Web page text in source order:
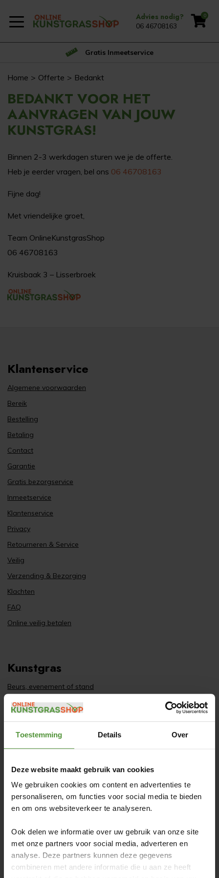
Toestemming Details Over
Deze website maakt gebruik van cookies
We gebruiken cookies om content en advertenties te
personaliseren, om functies voor social media te bieden
en om ons websiteverkeer te analyseren.
Ook delen we informatie over uw gebruik van onze site
met onze partners voor social media, adverteren en
analyse. Deze partners kunnen deze gegevens
combineren met andere informatie die u aan ze heeft
Advies nodig?
06 46708163
0
Gratis Inmeetservice
Home Offerte Bedankt
BEDANKT VOOR HET
AANVRAGEN VAN JOUW
KUNSTGRAS!
Binnen 2-3 werkdagen sturen we je de offerte.
Heb je eerder vragen, bel ons 06 46708163
Fijne dag!
Met vriendelijke groet,
Team OnlineKunstgrasShop
06 46708163
Kruisbaak 3 – Lisserbroek
Klantenservice
Algemene voorwaarden
Bereik
Bestelling
Betaling
Contact
Garantie
Gratis bezorgservice
Inmeetservice
Klantenservice
Privacy
Retourneren & Service
Veilig
Verzending & Bezorging
Klachten
FAQ
Online veilig betalen
Kunstgras
Beurs, evenement of stand
Recycling van kunstgras
Kunstgras laten leggen
Jeu de boules
Pannaveld
Kunstgras Coupon
Kunstgrasmat
Kunstgras onderhoud
Kunstgras aanbieding
Kunstgras voordelen
Kunstgras gratis staalaanvraag